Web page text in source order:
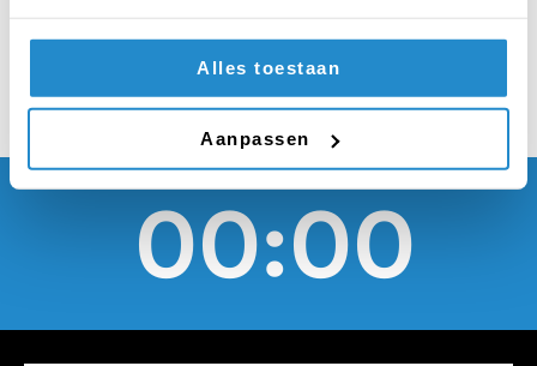
Alles toestaan
Aanpassen
00:00